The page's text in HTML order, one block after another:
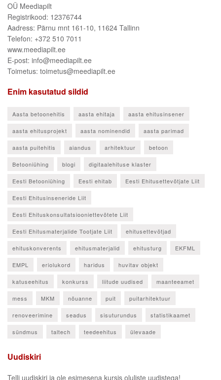
OÜ Meediapilt
Registrikood: 12376744
Aadress: Pärnu mnt 161-10, 11624 Tallinn
Telefon: +372 510 7011
www.meediapilt.ee
E-post: info@meediapilt.ee
Toimetus: toimetus@meediapilt.ee
Enim kasutatud sildid
Aasta betoonehitis aasta ehitaja aasta ehitusinsener
aasta ehitusprojekt aasta nominendid aasta parimad
aasta puitehitis aiandus arhitektuur betoon
Betooniühing blogi digitaalehituse klaster
Eesti Betooniühing Eesti ehitab Eesti Ehitusettevõtjate Liit
Eesti Ehitusinseneride Liit
Eesti Ehituskonsultatsiooniettevõtete Liit
Eesti Ehitusmaterjalide Tootjate Liit ehitusettevõtjad
ehituskonverents ehitusmaterjalid ehitusturg EKFML
EMPL eriolukord haridus huvitav objekt
katuseehitus konkurss liitude uudised maanteeamet
mess MKM nõuanne puit puitarhitektuur
renoveerimine seadus sisuturundus statistikaamet
sündmus taltech teedeehitus ülevaade
Uudiskiri
Telli uudiskiri ja ole esimesena kursis oluliste uudistega!